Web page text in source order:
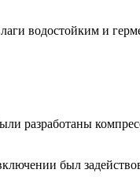
водостойким и
разработаны
был